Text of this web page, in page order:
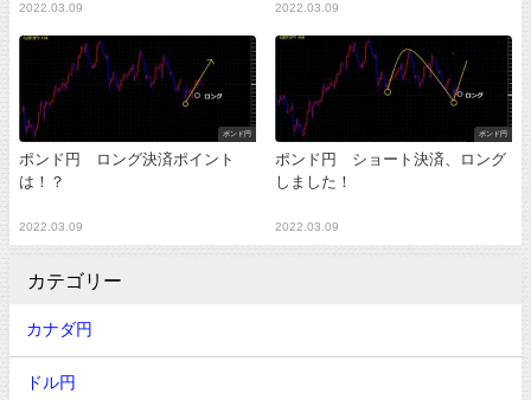
2022.03.09 2022.03.09
ポンド円
ポンド円 ロング決済ポイント
は！？
2022.03.09
ポンド円
ポンド円 ショート決済、ロング
しました！
2022.03.09
カテゴリー
カナダ円
ドル円